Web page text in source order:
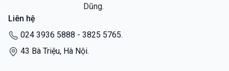
Các chương trình đặc biệt
Dũng.
Liên hệ
024 3936 5888 - 3825 5765.
43 Bà Triệu, Hà Nội.